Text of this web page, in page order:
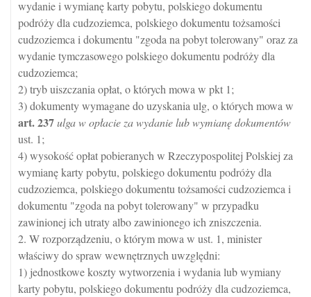
wydanie i wymianę karty pobytu, polskiego dokumentu
podróży dla cudzoziemca, polskiego dokumentu tożsamości
cudzoziemca i dokumentu "zgoda na pobyt tolerowany" oraz za
wydanie tymczasowego polskiego dokumentu podróży dla
cudzoziemca;
2) tryb uiszczania opłat, o których mowa w pkt 1;
3) dokumenty wymagane do uzyskania ulg, o których mowa w
art.237ulga w opłacie za wydanie lub wymianę dokumentów
ust. 1;
4) wysokość opłat pobieranych w Rzeczypospolitej Polskiej za
wymianę karty pobytu, polskiego dokumentu podróży dla
cudzoziemca, polskiego dokumentu tożsamości cudzoziemca i
dokumentu "zgoda na pobyt tolerowany" w przypadku
zawinionej ich utraty albo zawinionego ich zniszczenia.
2. W rozporządzeniu, o którym mowa w ust. 1, minister
właściwy do spraw wewnętrznych uwzględni:
1) jednostkowe koszty wytworzenia i wydania lub wymiany
karty pobytu, polskiego dokumentu podróży dla cudzoziemca,